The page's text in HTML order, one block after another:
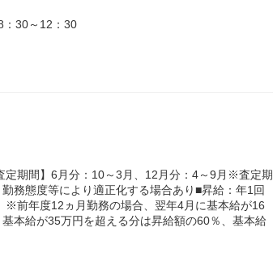
：30～12：30
期間】6月分：10～3月、12月分：4～9月※査定期
務態度等により適正化する場合あり■昇給：年1回
※前年度12ヵ月勤務の場合、翌年4月に基本給が16
本給が35万円を超える分は昇給額の60％、基本給